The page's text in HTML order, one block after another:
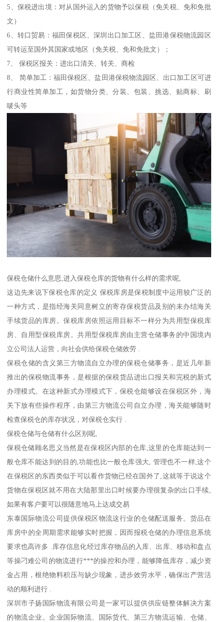
5、保税进出境：对从国外运入的货物予以保税（免关税、免和免批
文）
6、转口贸易：福田保税区、深圳出口加工区、盐田港保税物流园区
可转运至国外其国家或地区（免关税、免和免批文）；
7、 保税区报关：进出口清关、转关、商检
8、 简单加工：福田保税区、盐田港保税物流园区、出口加工区可进
行商业性简单加工，如货物分类、分装、包装、挑选、贴商标、刷
唛头等
保税仓储什么意思,进入保税仓库的货物有什么样的需求呢,
这边先来说下保税仓库的定义 保税库房是保税制度中运用较广泛的
一种方式，是指经海关同意树立的寄存保税货品及别的未办结海关
手续货品的库房。保税库房依照运用目标不一样分为共用型保税库
房、自用型保税库房。共用型保税库房由主营仓储事务的中国境内
立公司法人运营，向社会供给保税仓储效劳 .
保税仓储的含义第三方物流自立办理的保税仓储事务，是近几年新
推出的保税物流事务，是根据的保税货品进出口报关和完税的新式
办理模式。在这种新式办理模式下，保税仓能够设在保税区外，海
关下放有些操作程序，由第三方物流公司自立办理，海关能够随时
检查保税仓的库存状况，对保税仓实行 .
保税仓储与仓储有什么区别呢,
保税仓储顾名思义当然是在保税区内部的仓库,这里的仓库能达到一
般仓库不能达到的目的,功能也比一般仓库强大, 管理也不一样,这个
在保税区的东西类似于可以看作货物已经在国外了,这就等于说这个
货物在保税区就不用在大陆那里出口时候要办理很复杂的出口手续,
如果有客户要可以很随意地马上达成交易
东泰国际物流公司提供保税区物流这行业的仓储配送服务。货品在
库房中的全周期需求能够实时把握，因而报税仓储的办理信息系统
要求也高许多 .库存信息化经过库存物品的入库、出库、移动和盘点
等操刁难公司的物流进行***的操控和办理，能够降低库存，减少资
金占用，根绝物料积压与缺少现象，进步效劳水平，确保出产营活
动的顺利进行 .
深圳市子扬国际物流有限公司是一家可以提供供应链整体解决方案
的物流企业。企业国际物流、国际货代、第三方物流运输、仓储、